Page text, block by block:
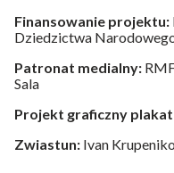
Finansowanie projektu:
Dziedzictwa
Patronat medialny:
Sala
Projekt graficzny
Zwiastun: Ivan